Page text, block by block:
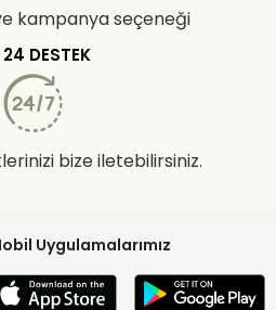
kampanya seçeneği
DESTEK
bize iletebilirsiniz.
Uygulamalarımız